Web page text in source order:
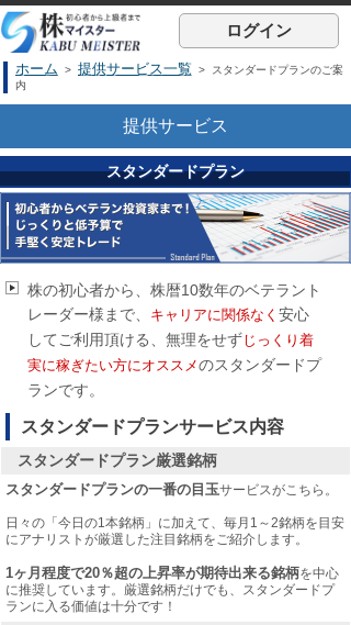
ログイン
ホーム > 提供サービス一覧 > スタンダードプランのご案
内
提供サービス
スタンダードプラン
株の初心者から、株暦10数年のベテラント
レーダー様まで、 キャリアに関係なく 安心
してご利用頂ける、無理をせず じっくり着
実に稼ぎたい方にオススメのスタンダードプ
ランです。
スタンダードプランサービス内容
スタンダードプラン厳選銘柄
スタンダードプランの一番の目玉サービスがこちら。
日々の「今日の1本銘柄」に加えて、毎月1～2銘柄を目安
にアナリストが厳選した注目銘柄をご紹介します。
1ヶ月程度で20％超の上昇率が期待出来る銘柄を中心
に推奨しています。厳選銘柄だけでも、スタンダードプ
ランに入る価値は十分です！